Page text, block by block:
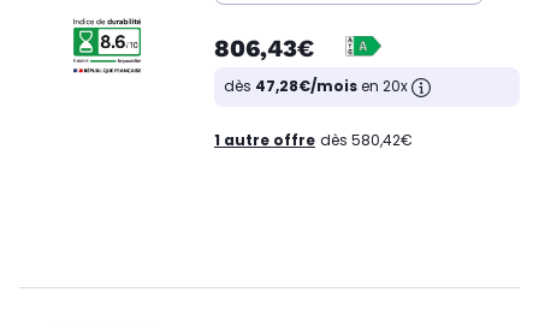
806,43€
dès 47,28€/moisen 20x
1 autre offre dès 580,42€